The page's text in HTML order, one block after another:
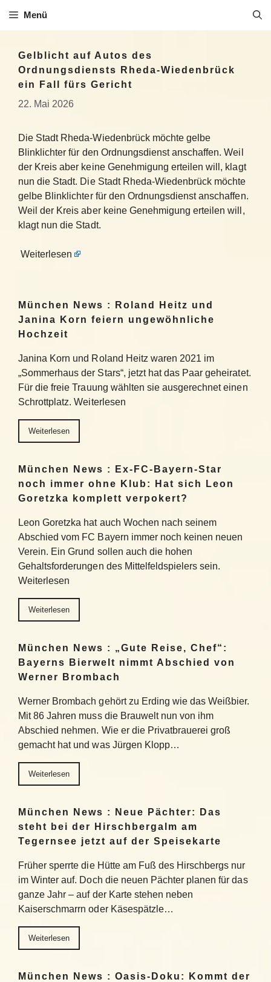
Inhalt
Menü
Gelblicht auf Autos des
Ordnungsdiensts Rheda-Wiedenbrück
ein Fall fürs Gericht
22. Mai 2026
Die Stadt Rheda-Wiedenbrück möchte gelbe
Blinklichter für den Ordnungsdienst anschaffen. Weil
der Kreis aber keine Genehmigung erteilen will, klagt
nun die Stadt. Die Stadt Rheda-Wiedenbrück möchte
gelbe Blinklichter für den Ordnungsdienst anschaffen.
Weil der Kreis aber keine Genehmigung erteilen will,
klagt nun die Stadt.
Weiterlesen
München News : Roland Heitz und
Janina Korn feiern ungewöhnliche
Hochzeit
Janina Korn und Roland Heitz waren 2021 im
„Sommerhaus der Stars“, jetzt hat das Paar geheiratet.
Für die freie Trauung wählten sie ausgerechnet einen
Schrottplatz. Weiterlesen
Weiterlesen
München News : Ex-FC-Bayern-Star
noch immer ohne Klub: Hat sich Leon
Goretzka komplett verpokert?
Leon Goretzka hat auch Wochen nach seinem
Abschied vom FC Bayern immer noch keinen neuen
Verein. Ein Grund sollen auch die hohen
Gehaltsforderungen des Mittelfeldspielers sein.
Weiterlesen
Weiterlesen
München News : „Gute Reise, Chef“:
Bayerns Bierwelt nimmt Abschied von
Werner Brombach
Werner Brombach gehört zu Erding wie das Weißbier.
Mit 86 Jahren muss die Brauwelt nun von ihm
Abschied nehmen. Wie er die Privatbrauerei groß
gemacht hat und was Jürgen Klopp…
Weiterlesen
München News : Neue Pächter: Das
steht bei der Hirschbergalm am
Tegernsee jetzt auf der Speisekarte
Früher sperrte die Hütte am Fuß des Hirschbergs nur
im Winter auf. Doch die neuen Pächter planen für das
ganze Jahr – auf der Karte stehen neben
Kaiserschmarrn oder Käsespätzle…
Weiterlesen
München News : Oasis-Doku: Kommt der